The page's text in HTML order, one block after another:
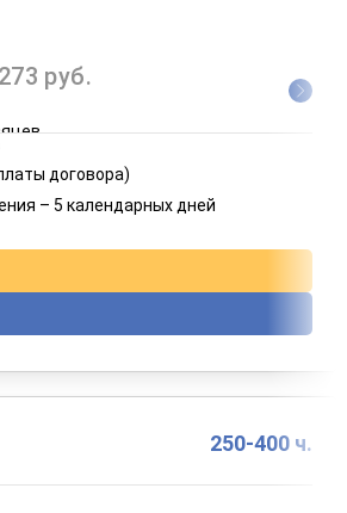
руб.
руб.
договора)
– 5 календарных дней
250-400 ч.